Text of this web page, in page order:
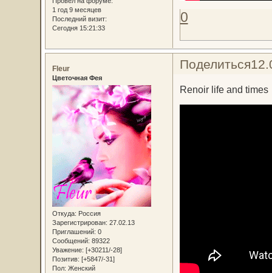
1 год 9 месяцев
Последний визит:
Сегодня 15:21:33
0
Поделиться
Fleur
Цветочная Фея
Откуда: Россия
Зарегистрирован: 27.02.13
Приглашений: 0
Сообщений: 89322
Уважение: [+30211/-28]
Позитив: [+5847/-31]
Пол: Женский
Renoir life and times